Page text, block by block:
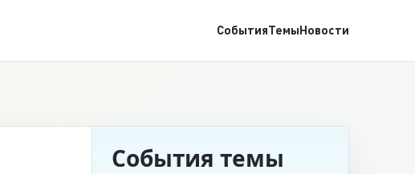
СобытияТемыНовости
События темы